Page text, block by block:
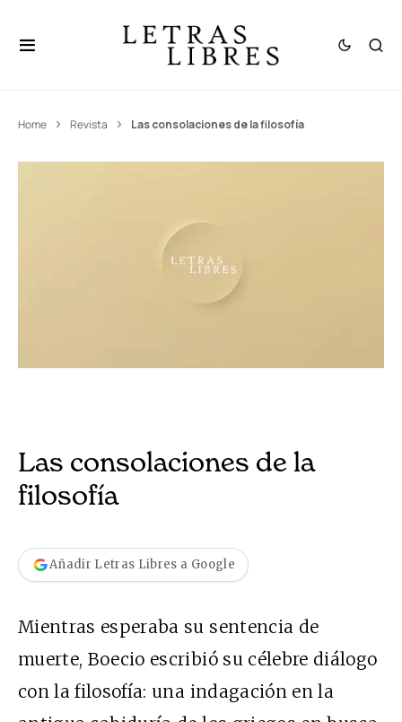
Home Revista Las consolaciones de la filosofía
Las consolaciones de la
filosofía
Añadir Letras Libres a Google
Mientras esperaba su sentencia de
muerte, Boecio escribió su célebre diálogo
con la filosofía: una indagación en la